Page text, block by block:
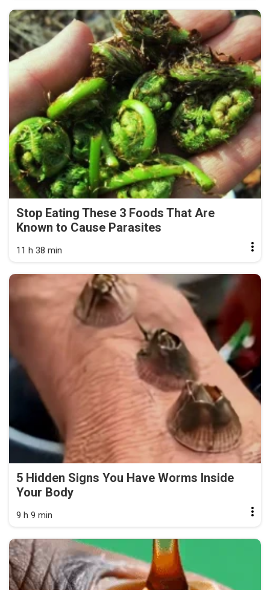
Stop Eating These 3 Foods That Are
Known to Cause Parasites
11 h 38 min
5 Hidden Signs You Have Worms Inside
Your Body
9 h 9 min